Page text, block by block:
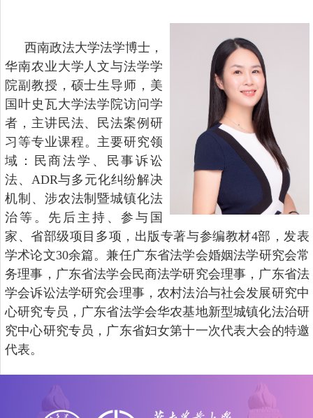
西南政法大学法学博士，
华南农业大学人文与法学学
院副教授 ，硕士生导师，美
国叶史瓦大学法学院访问 学
者 ， 主讲民法、民法案例研
习 等专业课程。主要研究领
域：民商法学 、 民事诉讼
法、 ADR与多元化纠纷解决
机制 、涉农法制暨城镇化法
治等。 先后主持、参与国
家、省部级项目多项 ， 出版专著与参编教材4部，发表
学术论文30余篇。兼任广东省法学会婚姻法学研究会常
务理事，广东省法学会民商法学研究会理事，广东省法
学会诉讼法学研究会理事，农村法治与社会发展研究中
心研究专员，广东省法学会华农基地新型城镇化法治研
究中心研究专员，广东省妇女第十一次代表大会的特邀
代表。